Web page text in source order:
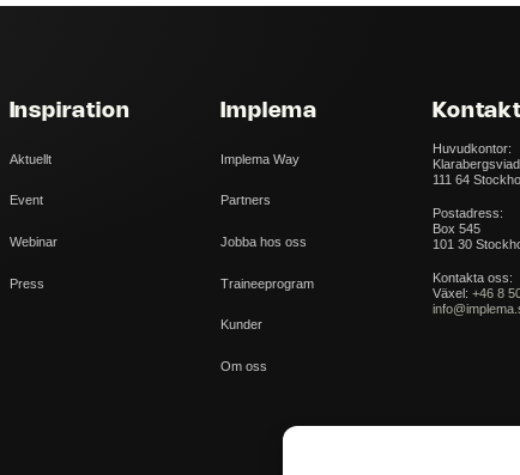
Inspiration
Aktuellt
Event
Webinar
Press
Implema
Implema Way
Partners
Jobba hos oss
Traineeprogram
Kunder
Om oss
Kontakt
Huvudkontor:
111 64
Postadress:
Box 545
101 30
Kontakta oss:
Växel:+46 8